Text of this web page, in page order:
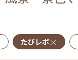
たびレポ